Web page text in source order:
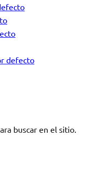
defecto
buscar en el sitio.